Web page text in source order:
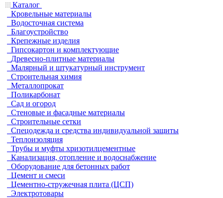
Каталог
Кровельные материалы
Водосточная система
Благоустройство
Крепежные изделия
Гипсокартон и комплектующие
Древесно-плитные материалы
Малярный и штукатурный инструмент
Строительная химия
Металлопрокат
Поликарбонат
Сад и огород
Стеновые и фасадные материалы
Строительные сетки
Спецодежда и средства индивидуальной защиты
Теплоизоляция
Трубы и муфты хризотилцементные
Канализация, отопление и водоснабжение
Оборудование для бетонных работ
Цемент и смеси
Цементно-стружечная плита (ЦСП)
Электротовары